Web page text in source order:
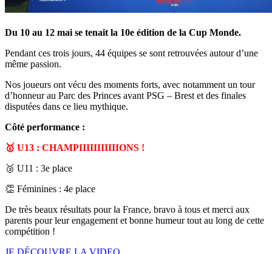
Du 10 au 12 mai se tenait la 10e édition de la Cup Monde.
Pendant ces trois jours, 44 équipes se sont retrouvées autour d’une
même passion.
Nos joueurs ont vécu des moments forts, avec notamment un tour
d’honneur au Parc des Princes avant PSG – Brest et des finales
disputées dans ce lieu mythique.
Côté performance :
🥇 U13 : CHAMPIIIIIIIIIIIONS !
🥉 U11 : 3e place
👏 Féminines : 4e place
De très beaux résultats pour la France, bravo à tous et merci aux
parents pour leur engagement et bonne humeur tout au long de cette
compétition !
JE DÉCOUVRE LA VIDEO